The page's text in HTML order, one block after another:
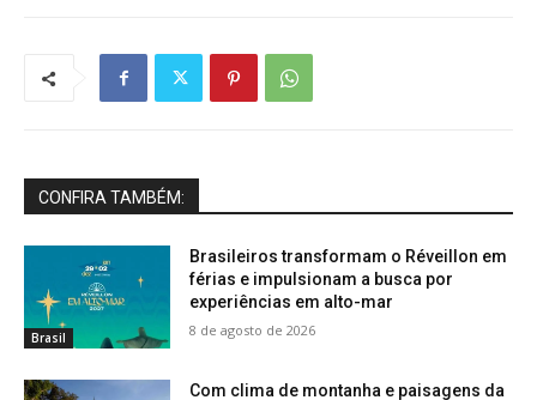
CONFIRA TAMBÉM:
Brasil
Brasileiros transformam o Réveillon em
férias e impulsionam a busca por
experiências em alto-mar
8 de agosto de 2026
Com clima de montanha e paisagens da